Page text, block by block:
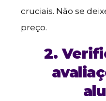
cruciais. Não se
preço.
2.